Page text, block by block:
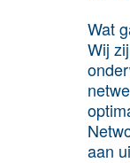
Wat
Wij
aan